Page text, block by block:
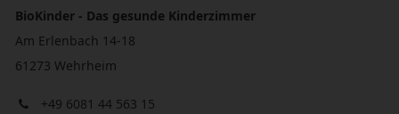
BioKinder - Das gesunde Kinderzimmer
Am Erlenbach 14-18
61273 Wehrheim
+49 6081 44 563 15